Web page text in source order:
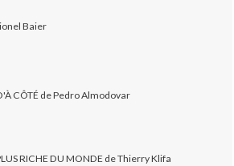
Baier
CÔTÉ de Pedro Almodovar
RICHE DU MONDE de Thierry Klifa